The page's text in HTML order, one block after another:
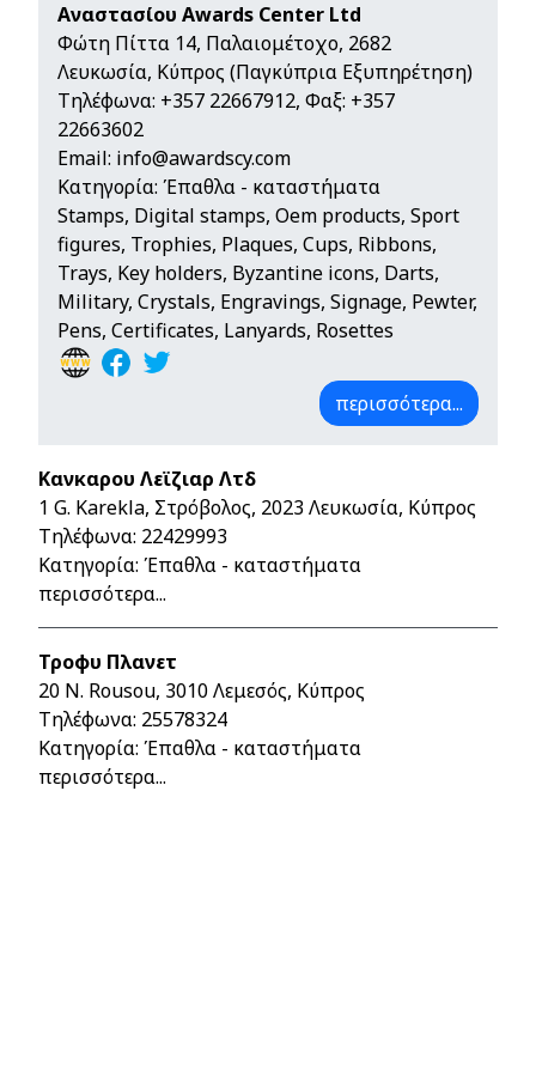
Αναστασίου Awards Center Ltd
Φώτη Πίττα 14, Παλαιομέτοχο, 2682
Λευκωσία, Κύπρος (Παγκύπρια Εξυπηρέτηση)
Τηλέφωνα: +357 22667912, Φαξ: +357
22663602
Email: info@awardscy.com
Κατηγορία: Έπαθλα - καταστήματα
Stamps, Digital stamps, Oem products, Sport
figures, Trophies, Plaques, Cups, Ribbons,
Trays, Key holders, Byzantine icons, Darts,
Military, Crystals, Engravings, Signage, Pewter,
Pens, Certificates, Lanyards, Rosettes
περισσότερα...
Κανκαρου Λεϊζιαρ Λτδ
1 G. Karekla, Στρόβολος, 2023 Λευκωσία, Κύπρος
Τηλέφωνα: 22429993
Κατηγορία: Έπαθλα - καταστήματα
περισσότερα...
Τροφυ Πλανετ
20 N. Rousou, 3010 Λεμεσός, Κύπρος
Τηλέφωνα: 25578324
Κατηγορία: Έπαθλα - καταστήματα
περισσότερα...